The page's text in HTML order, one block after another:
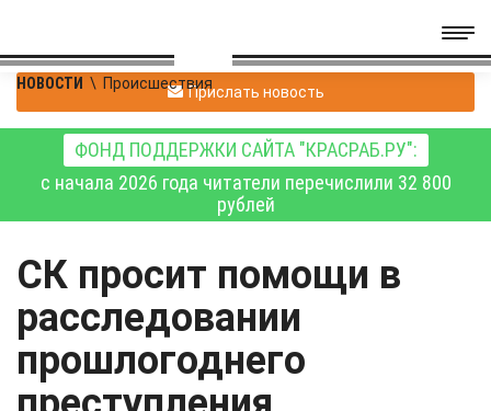
НОВОСТИ \ ПроисшествияПрислать новость
ФОНД ПОДДЕРЖКИ САЙТА "КРАСРАБ.РУ":
с начала 2026 года читатели перечислили 32 800
рублей
СК просит помощи в
расследовании
прошлогоднего